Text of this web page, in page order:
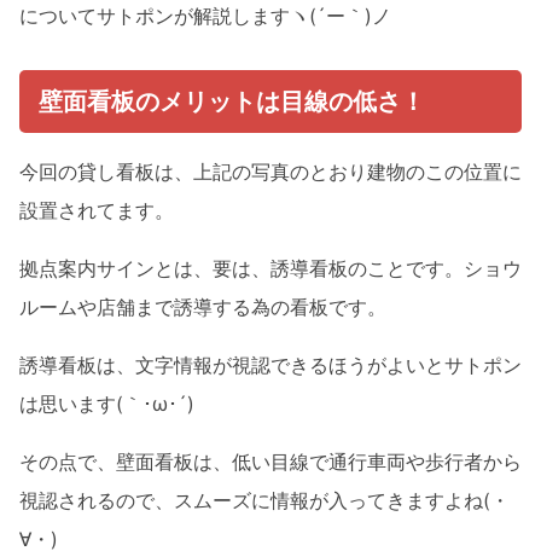
についてサトポンが解説しますヽ(´ー｀)ノ
壁面看板のメリットは目線の低さ！
今回の貸し看板は、上記の写真のとおり建物のこの位置に
設置されてます。
拠点案内サインとは、要は、誘導看板のことです。ショウ
ルームや店舗まで誘導する為の看板です。
誘導看板は、文字情報が視認できるほうがよいとサトポン
は思います(｀･ω･´)ゞ
その点で、壁面看板は、低い目線で通行車両や歩行者から
視認されるので、スムーズに情報が入ってきますよね(・
∀・)